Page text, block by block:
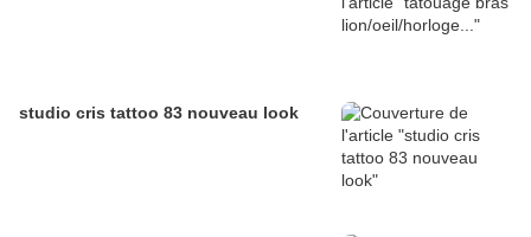
studio cris tattoo 83 nouveau look